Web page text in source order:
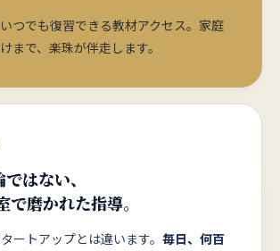
つでも復習できる教材アクセス。家庭
まで、楽珠が伴走します。
はない、
磨かれた指導。
ートアップとは違います。 毎日、何百